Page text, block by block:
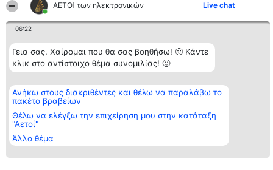
ΑΕΤΟΊ των ηλεκτρονικών Live chat
06:22
Γεια σας. Χαίρομαι που θα σας βοηθήσω! 🙂 Κάντε
κλικ στο αντίστοιχο θέμα συνομιλίας! 🙂
Ανήκω στους διακριθέντες και θέλω να παραλάβω το
πακέτο βραβείων
Θέλω να ελέγξω την επιχείρηση μου στην κατάταξη
"Αετοί"
Άλλο θέμα
περιοχές
Διοργανωτής της
κατάταξης
BEAUTIFUL COMPANY
ΤΗΛ. ΕΠΙΚΟΙΝΩΝΙΑΣ:
2104128019
email:
aetoi@beautifulcompany.co
Κατάταξη
Διακριθέντες
Λίστα όλων
διακριθέντων
Μεθοδολογία
προϋποθέσεις
ΠΟΛΙΤΙΚΗ
Επικοινωνία